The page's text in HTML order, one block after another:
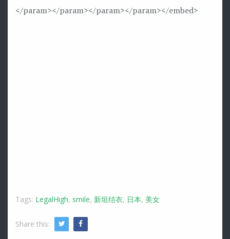
</param></param></param></param></embed>
Tags: LegalHigh, smile, 新垣结衣, 日本, 美女
Share this: Twitter